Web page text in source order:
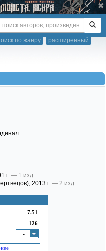
расширенный
по жанру
7.51
126
-
г. — 1 изд.
; 2013 г. — 2 изд.